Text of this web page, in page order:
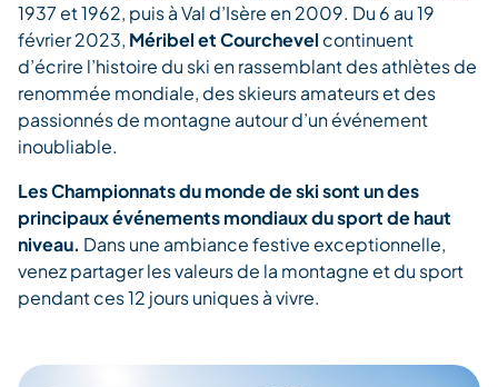
1937 et 1962, puis à Val d’Isère en 2009. Du 6 au 19
février 2023, Méribel et Courchevel continuent
d’écrire l’histoire du ski en rassemblant des athlètes de
renommée mondiale, des skieurs amateurs et des
passionnés de montagne autour d’un événement
inoubliable.
Les Championnats du monde de ski sont un des
principaux événements mondiaux du sport de haut
niveau. Dans une ambiance festive exceptionnelle,
venez partager les valeurs de la montagne et du sport
pendant ces 12 jours uniques à vivre.